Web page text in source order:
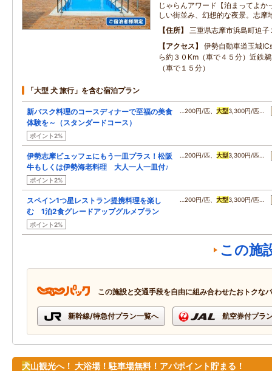
じゃらんアワード【泊まってよか
しい街並み、幻想的な夜景。志摩
住所
三重県志摩市浜島町迫子
アクセス
伊勢自動車道玉城
ら約３０Km（車で４５分）近鉄
（車で１５分）
「大型 犬 旅行」を含む宿泊プラン
新バスク料理のコースディナーで至福の美食
体験を～（スタンダードコース）
ポイント2%
…200円/匹、大型3,300円/匹…
伊勢志摩ビュッフェにもう一皿プラス！松阪
牛もしくは伊勢海老料理 大人一人一皿付♪
ポイント2%
…200円/匹、大型3,300円/匹…
スペイン1つ星レストラン提携料理を楽し
む 1泊2食グレードアップグルメプラン
ポイント2%
…200円/匹、大型3,300円/匹…
この施
この施設と交通手段を自由に組み合わせたおトクな
新幹線/特急付プラン一覧へ 航空券付プラ
犬山観光へ！ 大浴場！駐車場無料！アパポイント貯まる！